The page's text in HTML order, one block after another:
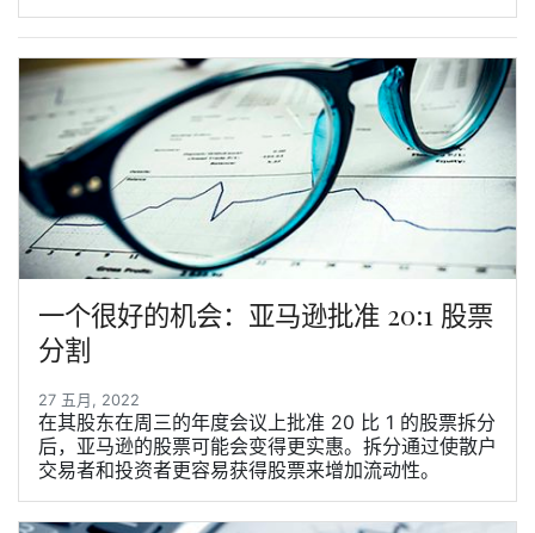
一个很好的机会：亚马逊批准 20:1 股票
分割
27 五月, 2022
在其股东在周三的年度会议上批准 20 比 1 的股票拆分
后，亚马逊的股票可能会变得更实惠。拆分通过使散户
交易者和投资者更容易获得股票来增加流动性。